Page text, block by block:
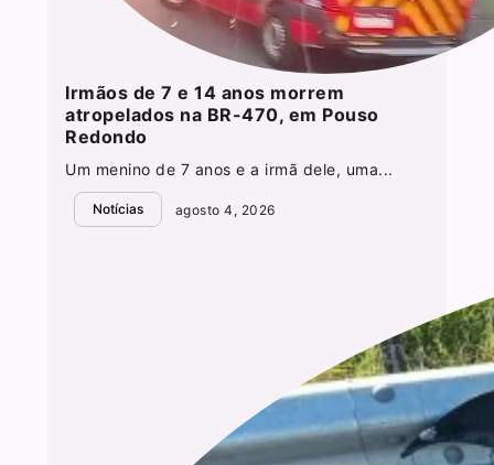
Irmãos de 7 e 14 anos morrem
atropelados na BR-470, em Pouso
Redondo
Um menino de 7 anos e a irmã dele, uma...
Notícias agosto 4, 2026